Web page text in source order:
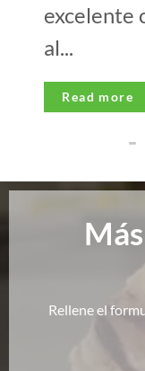
excelente
al...
Read more
Rellene el